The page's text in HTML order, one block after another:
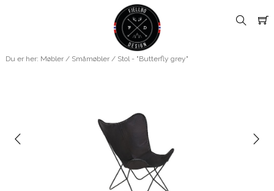
Du er her: Møbler/ Småmøbler/ Stol - "Butterfly grey"